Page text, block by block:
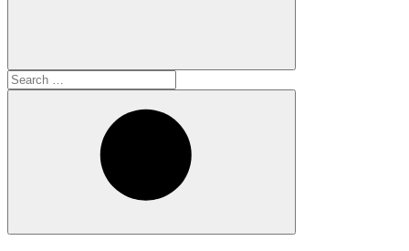
Search
for:
Search